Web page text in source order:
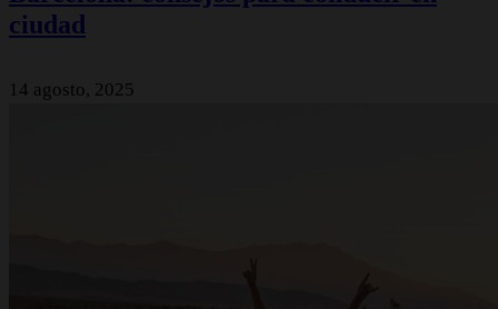
ciudad
14 agosto, 2025